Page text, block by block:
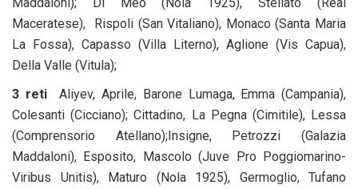
Maceratese), Rispoli (San Vitaliano), Monaco (Santa Maria
La Fossa), Capasso (Villa Literno), Aglione (Vis Capua),
Della Valle (Vitula);
3 reti
Aliyev, Aprile, Barone Lumaga, Emma (Campania),
Colesanti (Cicciano); Cittadino, La Pegna (Cimitile), Lessa
(Comprensorio Atellano);Insigne, Petrozzi (Galazia
Maddaloni), Esposito, Mascolo (Juve Pro Poggiomarino-
Viribus Unitis), Maturo (Nola 1925), Germoglio, Tufano